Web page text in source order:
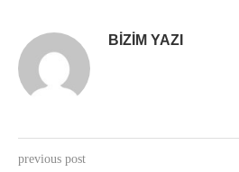
BIZIM YAZI
previous post